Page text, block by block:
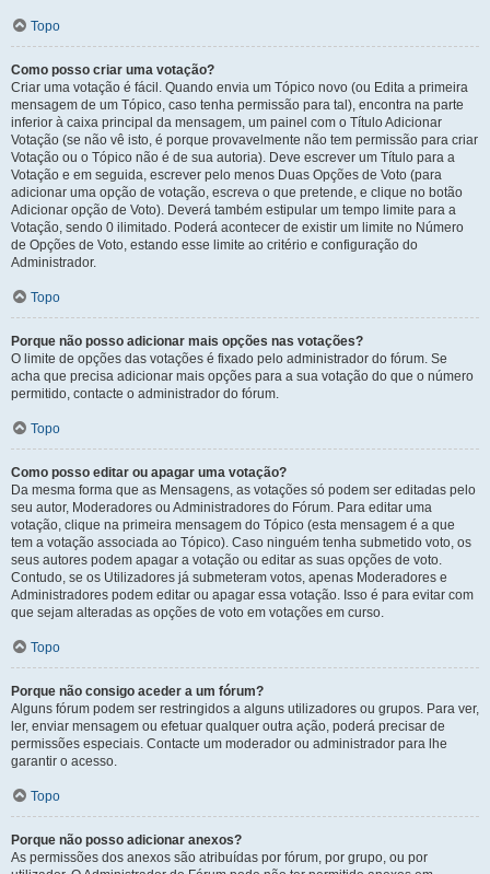
Topo
Como posso criar uma votação?
Criar uma votação é fácil. Quando envia um Tópico novo (ou Edita a primeira
mensagem de um Tópico, caso tenha permissão para tal), encontra na parte
inferior à caixa principal da mensagem, um painel com o Título Adicionar
Votação (se não vê isto, é porque provavelmente não tem permissão para criar
Votação ou o Tópico não é de sua autoria). Deve escrever um Título para a
Votação e em seguida, escrever pelo menos Duas Opções de Voto (para
adicionar uma opção de votação, escreva o que pretende, e clique no botão
Adicionar opção de Voto). Deverá também estipular um tempo limite para a
Votação, sendo 0 ilimitado. Poderá acontecer de existir um limite no Número
de Opções de Voto, estando esse limite ao critério e configuração do
Administrador.
Topo
Porque não posso adicionar mais opções nas votações?
O limite de opções das votações é fixado pelo administrador do fórum. Se
acha que precisa adicionar mais opções para a sua votação do que o número
permitido, contacte o administrador do fórum.
Topo
Como posso editar ou apagar uma votação?
Da mesma forma que as Mensagens, as votações só podem ser editadas pelo
seu autor, Moderadores ou Administradores do Fórum. Para editar uma
votação, clique na primeira mensagem do Tópico (esta mensagem é a que
tem a votação associada ao Tópico). Caso ninguém tenha submetido voto, os
seus autores podem apagar a votação ou editar as suas opções de voto.
Contudo, se os Utilizadores já submeteram votos, apenas Moderadores e
Administradores podem editar ou apagar essa votação. Isso é para evitar com
que sejam alteradas as opções de voto em votações em curso.
Topo
Porque não consigo aceder a um fórum?
Alguns fórum podem ser restringidos a alguns utilizadores ou grupos. Para ver,
ler, enviar mensagem ou efetuar qualquer outra ação, poderá precisar de
permissões especiais. Contacte um moderador ou administrador para lhe
garantir o acesso.
Topo
Porque não posso adicionar anexos?
As permissões dos anexos são atribuídas por fórum, por grupo, ou por